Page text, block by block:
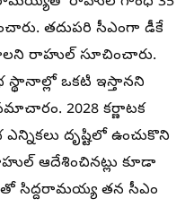
తదుపరి సీఎంగా డీకే
రాహుల్ సూచించారు.
ఒకటి ఇస్తానని
2028 కర్ణాటక
ఎన్నికలు దృష్టిలో ఉంచుకొని
ఆదేశించినట్లు కూడా
సిద్దరామయ్య తన సీఎం